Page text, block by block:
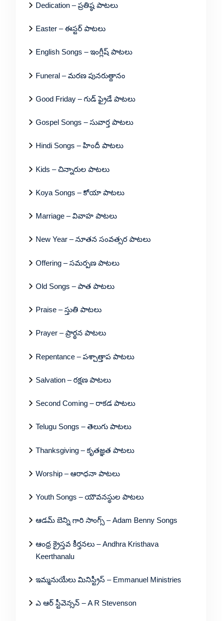
Dedication – ప్రతిష్ఠ పాటలు
Easter – ఈస్టర్ పాటలు
English Songs – ఇంగ్లీష్ పాటలు
Funeral – మరణ పునరుత్దానం
Good Friday – గుడ్ ఫ్రైడే పాటలు
Gospel Songs – సువార్త పాటలు
Hindi Songs – హిందీ పాటలు
Kids – చిన్నారుల పాటలు
Koya Songs – కోయా పాటలు
Marriage – వివాహ పాటలు
New Year – నూతన సంవత్సర పాటలు
Offering – సమర్పణ పాటలు
Old Songs – పాత పాటలు
Praise – స్తుతి పాటలు
Prayer – ప్రార్థన పాటలు
Repentance – పశ్చాత్తాప పాటలు
Salvation – రక్షణ పాటలు
Second Coming – రాకడ పాటలు
Telugu Songs – తెలుగు పాటలు
Thanksgiving – కృతజ్ఞత పాటలు
Worship – ఆరాధనా పాటలు
Youth Songs – యౌవనస్థుల పాటలు
ఆడమ్ బెన్ని గారి సాంగ్స్ – Adam Benny Songs
ఆంధ్ర క్రైస్తవ కీర్తనలు – Andhra Kristhava
Keerthanalu
ఇమ్మనుయేలు మినిస్ట్రీస్ – Emmanuel Ministries
ఎ ఆర్ స్టీవెన్సన్ – A R Stevenson